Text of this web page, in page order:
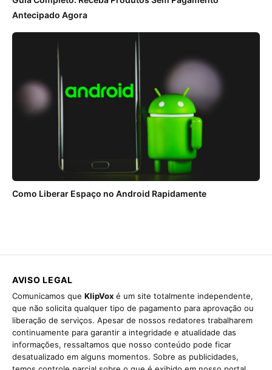
Antecipado Agora
Como Liberar Espaço no Android Rapidamente
AVISO LEGAL
Comunicamos que KlipVox é um site totalmente independente,
que não solicita qualquer tipo de pagamento para aprovação ou
liberação de serviços. Apesar de nossos redatores trabalharem
continuamente para garantir a integridade e atualidade das
informações, ressaltamos que nosso conteúdo pode ficar
desatualizado em alguns momentos. Sobre as publicidades,